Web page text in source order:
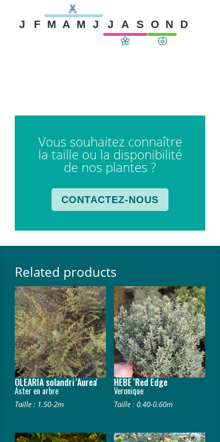
J F M A M J J A S O N D
Vous souhaitez connaître
la taille ou la disponibilité
de nos plantes ?
CONTACTEZ-NOUS
Related products
OLEARIA solandri 'Aurea'
Aster en arbre
Taille : 1.50-2m
HEBE 'Red Edge
Veronique
Taille : 0.40-0.60m